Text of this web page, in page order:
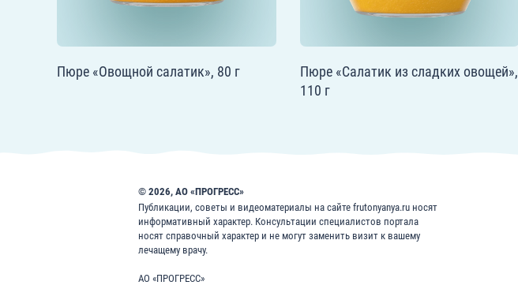
Пюре «Овощной салатик», 80 г
Пюре «Салатик из сладких овощей»,
110 г
© 2026, АО «ПРОГРЕСС»
Публикации, советы и видеоматериалы на сайте frutonyanya.ru носят
информативный характер. Консультации специалистов портала
носят справочный характер и не могут заменить визит к вашему
лечащему врачу.
АО «ПРОГРЕСС»